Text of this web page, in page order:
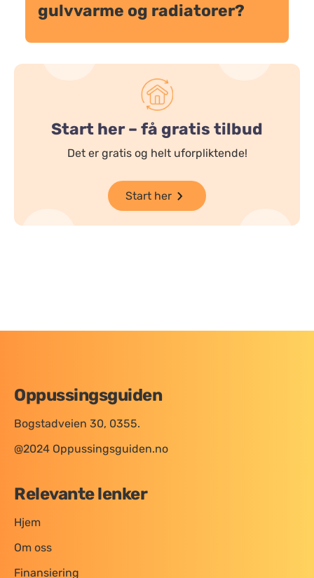
gulvvarme og radiatorer?
Start her – få gratis tilbud
Det er gratis og helt uforpliktende!
Start her
Oppussingsguiden
Bogstadveien 30, 0355.
@2024 Oppussingsguiden.no
Relevante lenker
Hjem
Om oss
Finansiering